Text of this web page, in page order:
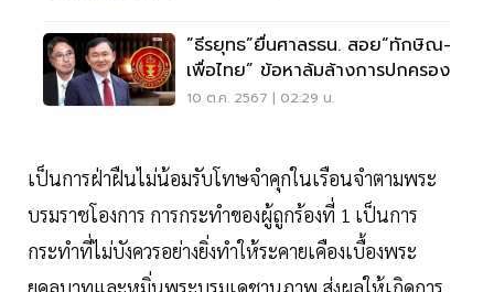
”ธีรยุทธ”ยื่นศาลรธน. สอย“ทักษิณ-
เพื่อไทย” ข้อหาล้มล้างการปกครอง
10 ต.ค. 2567 | 02:29 น.
เป็นการฝ่าฝืนไม่น้อมรับโทษจำคุกในเรือนจำตามพระ
บรมราชโองการ การกระทำของผู้ถูกร้องที่ 1 เป็นการ
กระทำที่ไม่บังควรอย่างยิ่งทำให้ระคายเคืองเบื้องพระ